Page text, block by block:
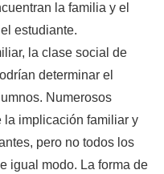
la familia y el
estudiante.
la clase social de
determinar el
Numerosos
la implicación familiar y
pero no todos los
igual modo. La forma de